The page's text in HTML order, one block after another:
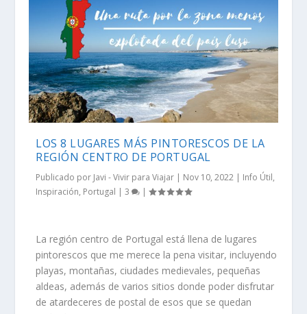
LOS 8 LUGARES MÁS PINTORESCOS DE LA
REGIÓN CENTRO DE PORTUGAL
Publicado por Javi - Vivir para Viajar | Nov 10, 2022 | Info Útil,
Inspiración, Portugal |3 |
La región centro de Portugal está llena de lugares
pintorescos que me merece la pena visitar, incluyendo
playas, montañas, ciudades medievales, pequeñas
aldeas, además de varios sitios donde poder disfrutar
de atardeceres de postal de esos que se quedan